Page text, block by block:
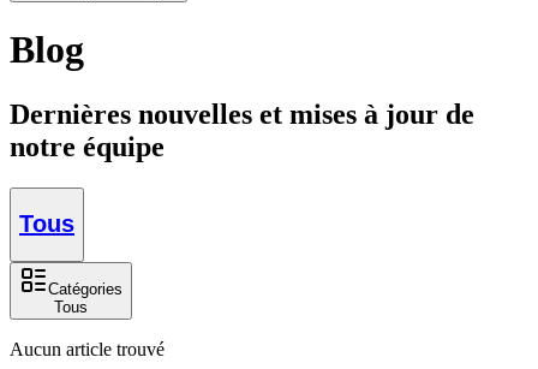
Blog
Dernières nouvelles et mises à jour de
notre équipe
Tous
Catégories
Tous
Aucun article trouvé